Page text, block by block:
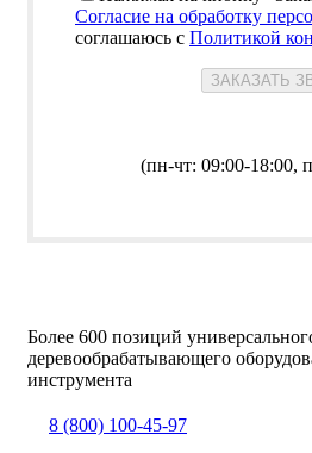
Согласие на обработку
соглашаюсь с Политикой
(пн-чт: 09:00-18:00,
Более 600 позиций
деревообрабатывающего
инструмента
8 (800) 100-45-97